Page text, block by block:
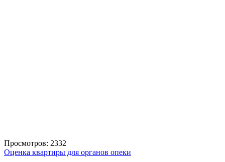
Просмотров: 2332
Оценка квартиры для органов опеки